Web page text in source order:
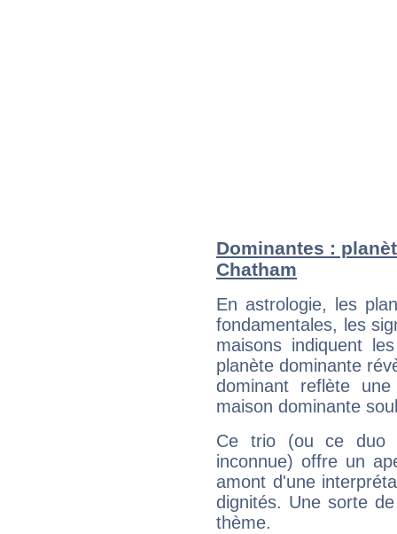
Dominantes :
Chatham
En astrologie, les
fondamentales, les
maisons indiquent
planète dominante
dominant reflète
maison dominante
Ce trio (ou ce duo
inconnue) offre un
amont d'une
dignités. Une sorte
thème.